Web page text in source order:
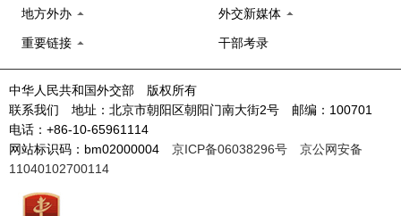
地方外办 外交新媒体
重要链接 干部考录
中华人民共和国外交部 版权所有
联系我们 地址：北京市朝阳区朝阳门南大街2号 邮编：100701
电话：+86-10-65961114
网站标识码：bm02000004 京ICP备06038296号
京公网安备
11040102700114